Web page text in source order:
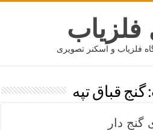
فلزیاب
فلزیاب و اسکنر تصویری
گنج قباق تپه
دار